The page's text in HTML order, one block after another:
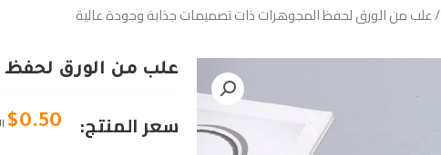
/ علب من الورق لحفظ المجوهرات ذات تصميمات جذابة وجودة عالية
علب من الورق لحفظ
سعر المنتج: $0.50